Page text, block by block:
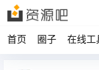
首页 圈子 在线工